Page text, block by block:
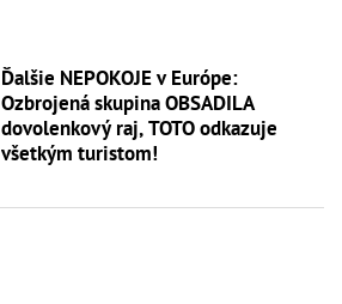
Ďalšie NEPOKOJE v Európe:
Ozbrojená skupina OBSADILA
dovolenkový raj, TOTO odkazuje
všetkým turistom!